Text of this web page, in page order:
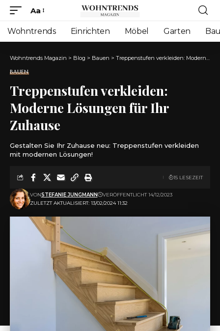
Font
Resizer
Aa
Wohntrends Einrichten Möbel Garten
Wohntrends Magazin > Blog > Bauen > Treppenstufen verkleiden: Moderne Lösungen für Ihr Zuhause
BAUEN
Treppenstufen verkleiden:
Moderne Lösungen für Ihr
Zuhause
Gestalten Sie Ihr Zuhause neu: Treppenstufen verkleiden
mit modernen Lösungen!
ZULETZT AKTUALISIERT: 13/02/2024 11:32
VONSTEFANIE JUNGMANN VERÖFFENTLICHT 14/12/2023
15 LESEZEIT